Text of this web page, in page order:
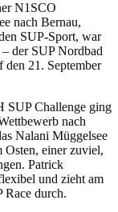
N1SCO
nach Bernau,
SUP-Sport, war
der SUP Nordbad
den 21. September
Challenge ging
nach
Nalani Müggelsee
einer zuviel,
Patrick
und zieht am
Race durch.